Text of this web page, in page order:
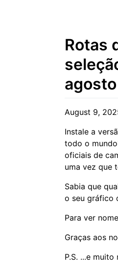
Rotas
agosto
August 9,
Instale a
todo o
oficiais de
uma vez que
Sabia que
o seu gráfico
Para ver
Graças aos
P.S. ...e